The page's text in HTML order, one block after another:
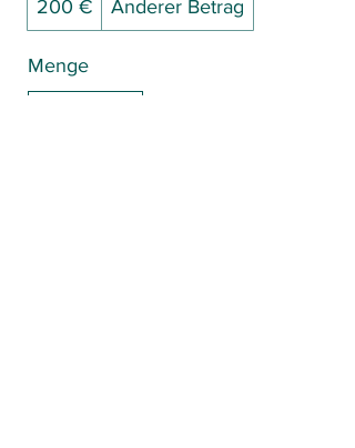
200 € Anderer Betrag
Menge